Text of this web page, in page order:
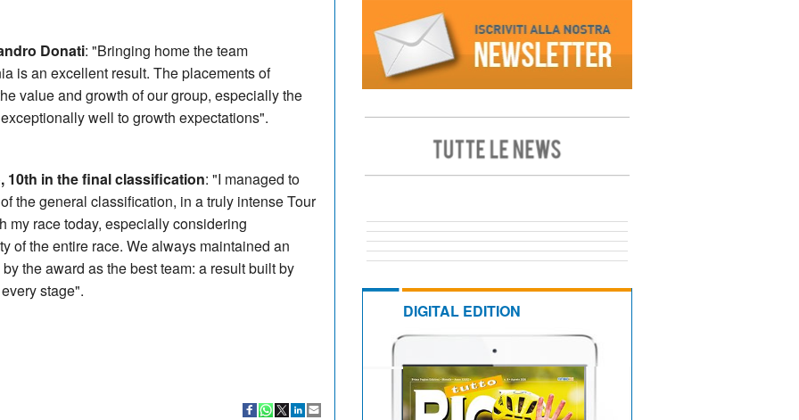
Donati: "Bringing home the team
is an excellent result. The placements of
value and growth of our group, especially the
well to growth expectations".
10th in the final classification: "I managed to
the general classification, in a truly intense Tour
my race today, especially considering
of the entire race. We always maintained an
the award as the best team: a result built by
stage".
DIGITAL EDITION